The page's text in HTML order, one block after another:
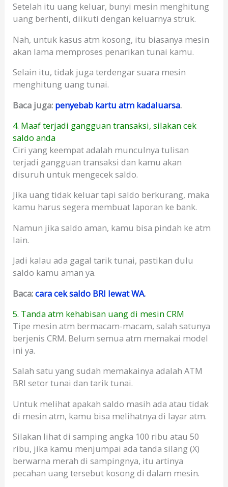
Setelah itu uang keluar, bunyi mesin menghitung
uang berhenti, diikuti dengan keluarnya struk.
Nah, untuk kasus atm kosong, itu biasanya mesin
akan lama memproses penarikan tunai kamu.
Selain itu, tidak juga terdengar suara mesin
menghitung uang tunai.
Baca juga: penyebab kartu atm kadaluarsa.
4. Maaf terjadi gangguan transaksi, silakan cek
saldo anda
Ciri yang keempat adalah munculnya tulisan
terjadi gangguan transaksi dan kamu akan
disuruh untuk mengecek saldo.
Jika uang tidak keluar tapi saldo berkurang, maka
kamu harus segera membuat laporan ke bank.
Namun jika saldo aman, kamu bisa pindah ke atm
lain.
Jadi kalau ada gagal tarik tunai, pastikan dulu
saldo kamu aman ya.
Baca:cara cek saldo BRI lewat WA.
5. Tanda atm kehabisan uang di mesin CRM
Tipe mesin atm bermacam-macam, salah satunya
berjenis CRM. Belum semua atm memakai model
ini ya.
Salah satu yang sudah memakainya adalah ATM
BRI setor tunai dan tarik tunai.
Untuk melihat apakah saldo masih ada atau tidak
di mesin atm, kamu bisa melihatnya di layar atm.
Silakan lihat di samping angka 100 ribu atau 50
ribu, jika kamu menjumpai ada tanda silang (X)
berwarna merah di sampingnya, itu artinya
pecahan uang tersebut kosong di dalam mesin.